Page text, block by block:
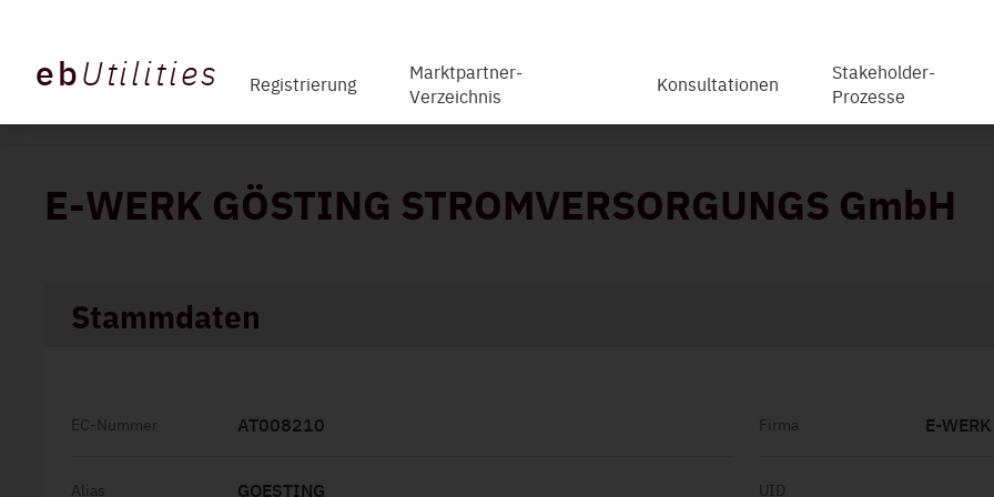
ebUtilities Registrierung
Marktpartner-
Verzeichnis
Konsultationen
Stakeholder-
Prozesse
E-WERK GÖSTING STROMVERSORGUNGS GmbH
Stammdaten
EC-Nummer AT008210 Firma E-
Alias GOESTING UID